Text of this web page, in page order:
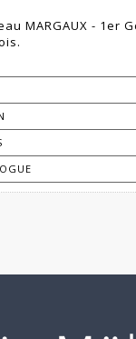
MARGAUX - 1er